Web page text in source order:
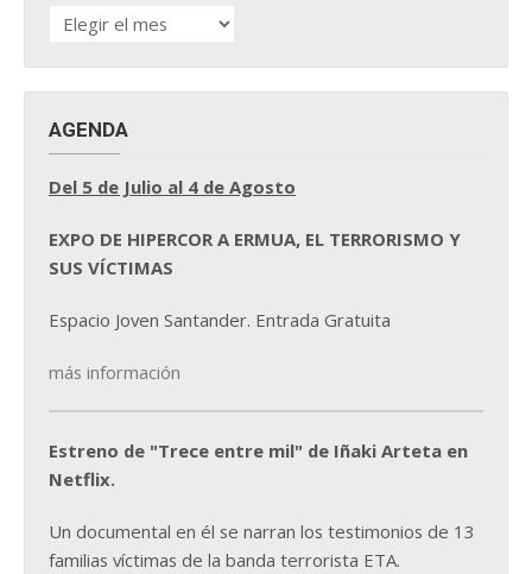
HISTÓRICO
DE
AGENDA
Del 5 de Julio al 4 de Agosto
EXPO DE HIPERCOR A ERMUA, EL TERRORISMO Y
SUS VÍCTIMAS
Espacio Joven Santander. Entrada Gratuita
más información
Estreno de "Trece entre mil" de Iñaki Arteta en
Netflix.
Un documental en él se narran los testimonios de 13
familias víctimas de la banda terrorista ETA.